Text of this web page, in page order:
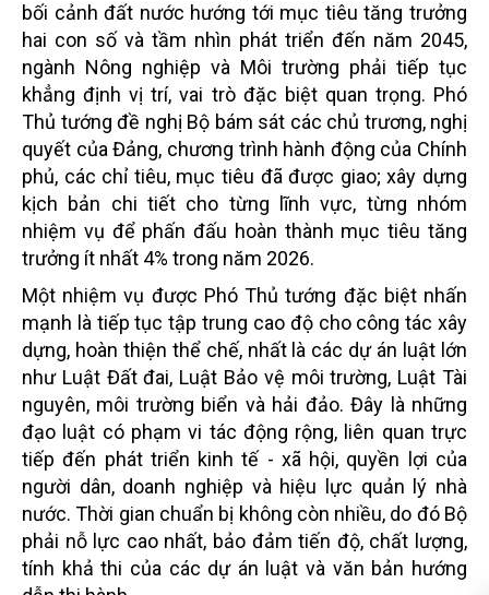
bối cảnh đất nước hướng tới mục tiêu tăng trưởng
hai con số và tầm nhìn phát triển đến năm 2045,
ngành Nông nghiệp và Môi trường phải tiếp tục
khẳng định vị trí, vai trò đặc biệt quan trọng. Phó
Thủ tướng đề nghị Bộ bám sát các chủ trương, nghị
quyết của Đảng, chương trình hành động của Chính
phủ, các chỉ tiêu, mục tiêu đã được giao; xây dựng
kịch bản chi tiết cho từng lĩnh vực, từng nhóm
nhiệm vụ để phấn đấu hoàn thành mục tiêu tăng
trưởng ít nhất 4% trong năm 2026.
Một nhiệm vụ được Phó Thủ tướng đặc biệt nhấn
mạnh là tiếp tục tập trung cao độ cho công tác xây
dựng, hoàn thiện thể chế, nhất là các dự án luật lớn
như Luật Đất đai, Luật Bảo vệ môi trường, Luật Tài
nguyên, môi trường biển và hải đảo. Đây là những
đạo luật có phạm vi tác động rộng, liên quan trực
tiếp đến phát triển kinh tế - xã hội, quyền lợi của
người dân, doanh nghiệp và hiệu lực quản lý nhà
nước. Thời gian chuẩn bị không còn nhiều, do đó Bộ
phải nỗ lực cao nhất, bảo đảm tiến độ, chất lượng,
tính khả thi của các dự án luật và văn bản hướng